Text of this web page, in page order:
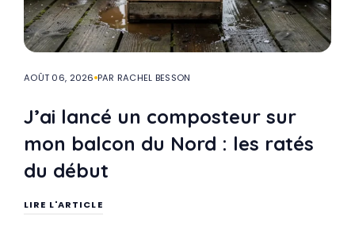
AOÛT 06, 2026 PAR RACHEL BESSON
J’ai lancé un composteur sur
mon balcon du Nord : les ratés
du début
LIRE L'ARTICLE